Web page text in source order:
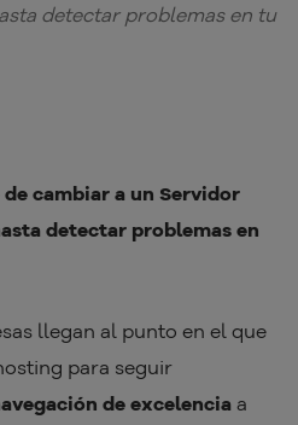
detectar problemas en tu
cambiar a un Servidor
detectar problemas en
llegan al punto en el que
para seguir
de excelencia a